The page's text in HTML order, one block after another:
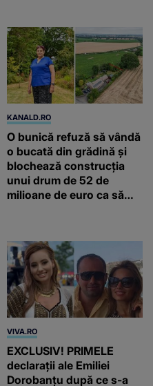
KANALD.RO
O bunică refuză să vândă
o bucată din grădină și
blochează construcția
unui drum de 52 de
milioane de euro ca să
VIVA.RO
EXCLUSIV! PRIMELE
declarații ale Emiliei
Dorobanțu după ce s-a